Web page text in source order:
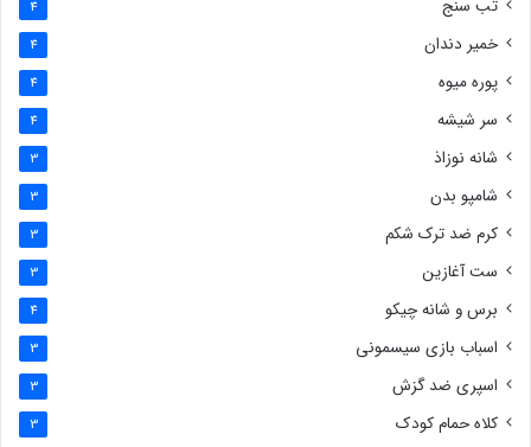
تب سنج 4
خمیر دندان 4
پوره میوه 4
سر شیشه 4
شانه نوزاذ 3
شامپو بدن 3
کرم ضد ترک شکم 3
ست آغازین 3
برس و شانه چیکو 4
اسباب بازی سیسمونی 3
اسپری ضد گزش 3
کلاه حمام کودک 3